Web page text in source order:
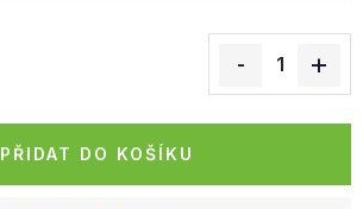
PŘIDAT DO KOŠÍKU